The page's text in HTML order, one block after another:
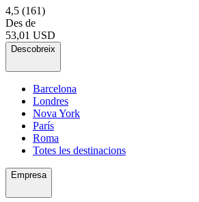
4,5 (161)
Des de
53,01 USD
Descobreix
Barcelona
Londres
Nova York
París
Roma
Totes les destinacions
Empresa